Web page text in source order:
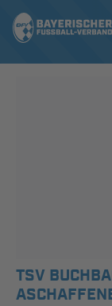
AUSBILDUNG &
TSV